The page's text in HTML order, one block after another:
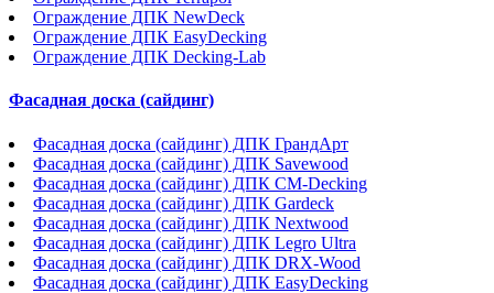
Ограждение ДПК NewDeck
Ограждение ДПК EasyDecking
Ограждение ДПК Decking-Lab
Фасадная доска (сайдинг)
Фасадная доска (сайдинг) ДПК ГрандАрт
Фасадная доска (сайдинг) ДПК Savewood
Фасадная доска (сайдинг) ДПК CM-Decking
Фасадная доска (сайдинг) ДПК Gardeck
Фасадная доска (сайдинг) ДПК Nextwood
Фасадная доска (сайдинг) ДПК Legro Ultra
Фасадная доска (сайдинг) ДПК DRX-Wood
Фасадная доска (сайдинг) ДПК EasyDecking